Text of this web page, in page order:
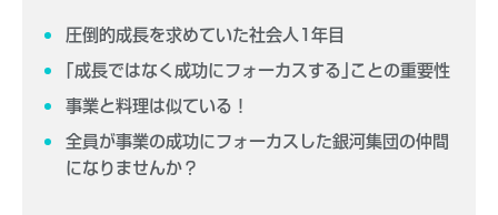
圧倒的成長を求めていた社会人1年目
｢成長ではなく成功にフォーカスする｣ことの重要性
事業と料理は似ている！
全員が事業の成功にフォーカスした銀河集団の仲間
になりませんか？